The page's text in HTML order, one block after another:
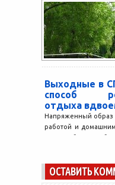
Выходные в
способ
отдыха
Напряженный
работой и
легко забыть о
ОСТАВИТЬ